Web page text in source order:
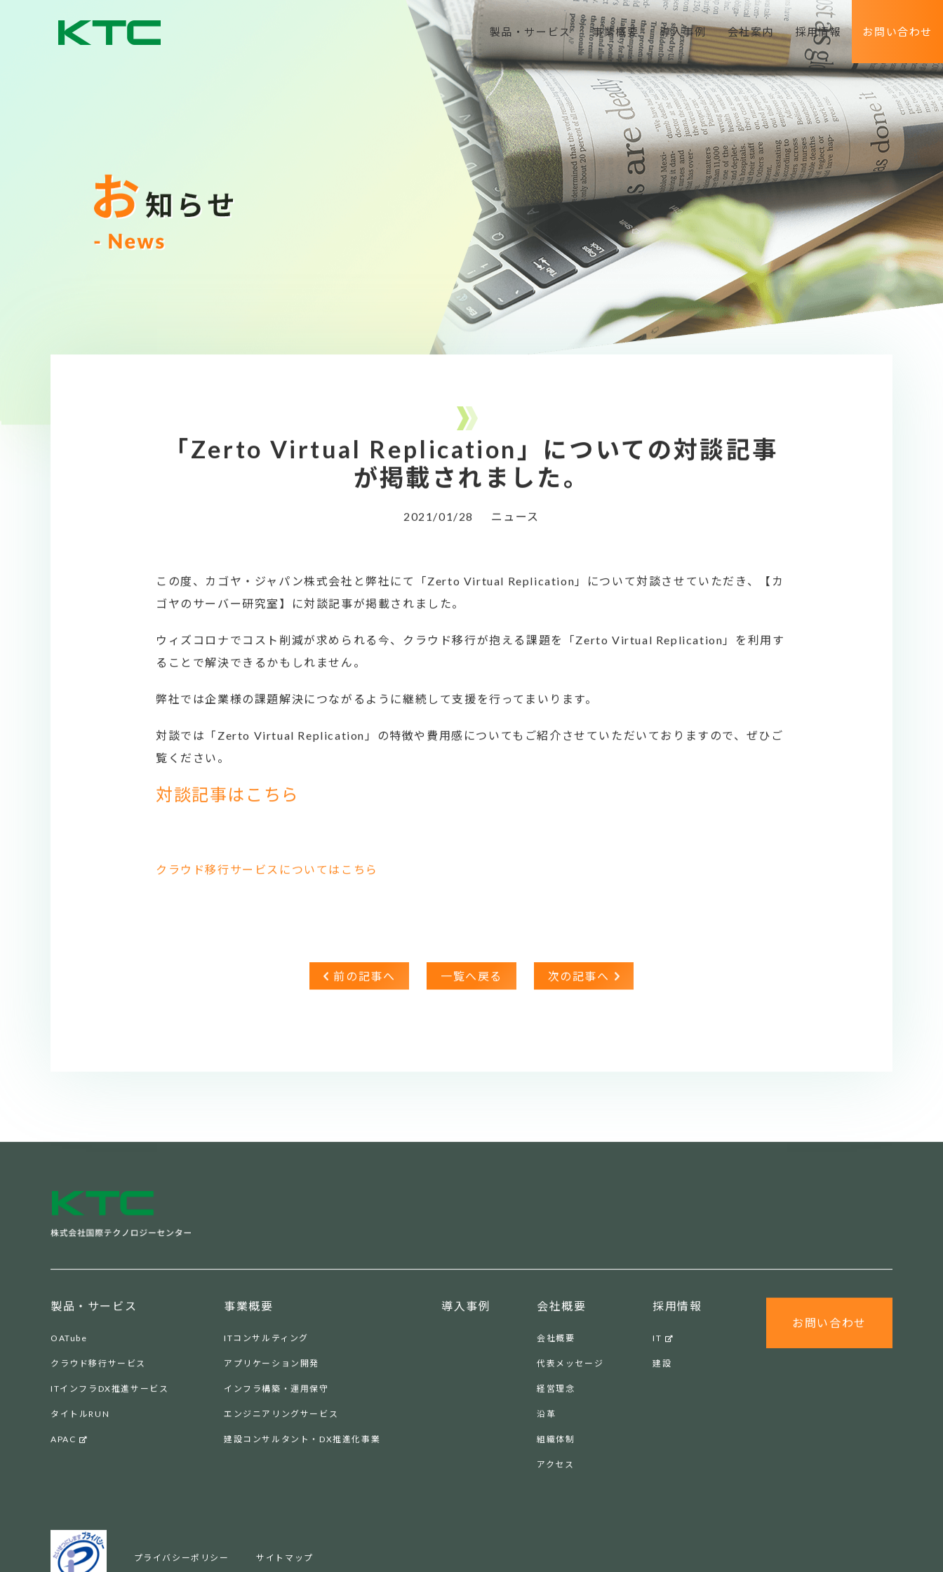
製品・サービス 事業概要 導入事例 会社案内 採用情報 お問い合わせ
「Zerto Virtual Replication」についての対談記事
が掲載されました。
2021/01/28 ニュース
この度、カゴヤ・ジャパン株式会社と弊社にて「Zerto Virtual Replication」について対談させていただき、【カ
ゴヤのサーバー研究室】に対談記事が掲載されました。
ウィズコロナでコスト削減が求められる今、クラウド移行が抱える課題を「Zerto Virtual Replication」を利用す
ることで解決できるかもしれません。
弊社では企業様の課題解決につながるように継続して支援を行ってまいります。
対談では「Zerto Virtual Replication」の特徴や費用感についてもご紹介させていただいておりますので、ぜひご
覧ください。
対談記事はこちら
クラウド移行サービスについてはこちら
前の記事へ 一覧へ戻る 次の記事へ
製品・サービス
OATube
クラウド移行サービス
ITインフラDX推進サービス
タイトルRUN
APAC
事業概要
ITコンサルティング
アプリケーション開発
インフラ構築・運用保守
エンジニアリングサービス
建設コンサルタント・DX推進化事業
導入事例 会社概要
会社概要
代表メッセージ
経営理念
沿革
組織体制
アクセス
採用情報
IT
建設
お問い合わせ
プライバシーポリシー サイトマップ